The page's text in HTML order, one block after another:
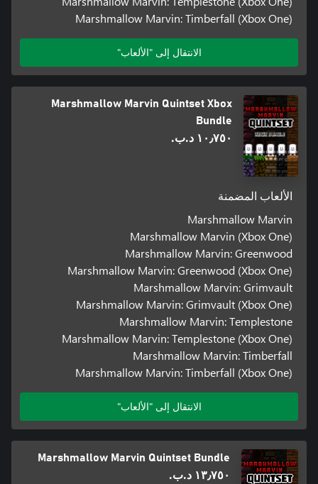
Marshmallow Marvin: Timberfall (Xbox One)
الانتقال إلى "الألعاب"
Marshmallow Marvin Quintset Xbox
Bundle
١٠٫٧٥٠ د.ب.‏
الألعاب المضمنة
Marshmallow Marvin
Marshmallow Marvin (Xbox One)
Marshmallow Marvin: Greenwood
Marshmallow Marvin: Greenwood (Xbox One)
Marshmallow Marvin: Grimvault
Marshmallow Marvin: Grimvault (Xbox One)
Marshmallow Marvin: Templestone
Marshmallow Marvin: Templestone (Xbox One)
Marshmallow Marvin: Timberfall
Marshmallow Marvin: Timberfall (Xbox One)
الانتقال إلى "الألعاب"
Marshmallow Marvin Quintset Bundle
١٣٫٧٥٠ د.ب.‏